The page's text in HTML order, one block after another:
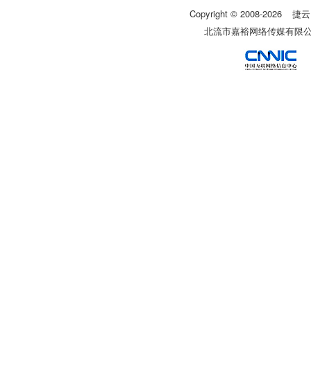
Copyright © 2008-2026
捷云
北流市嘉裕网络传媒有限